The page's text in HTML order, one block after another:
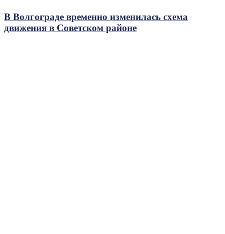
В Волгограде временно изменилась схема
движения в Советском районе